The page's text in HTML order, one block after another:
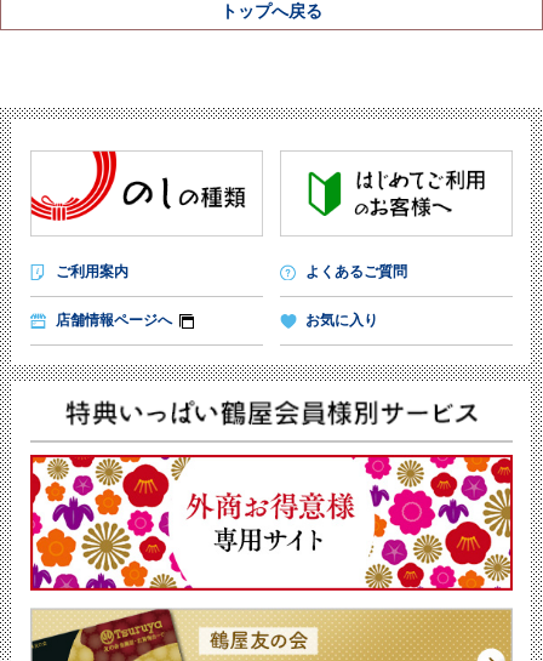
トップへ戻る
ご利用案内 よくあるご質問
店舗情報ページへ お気に入り